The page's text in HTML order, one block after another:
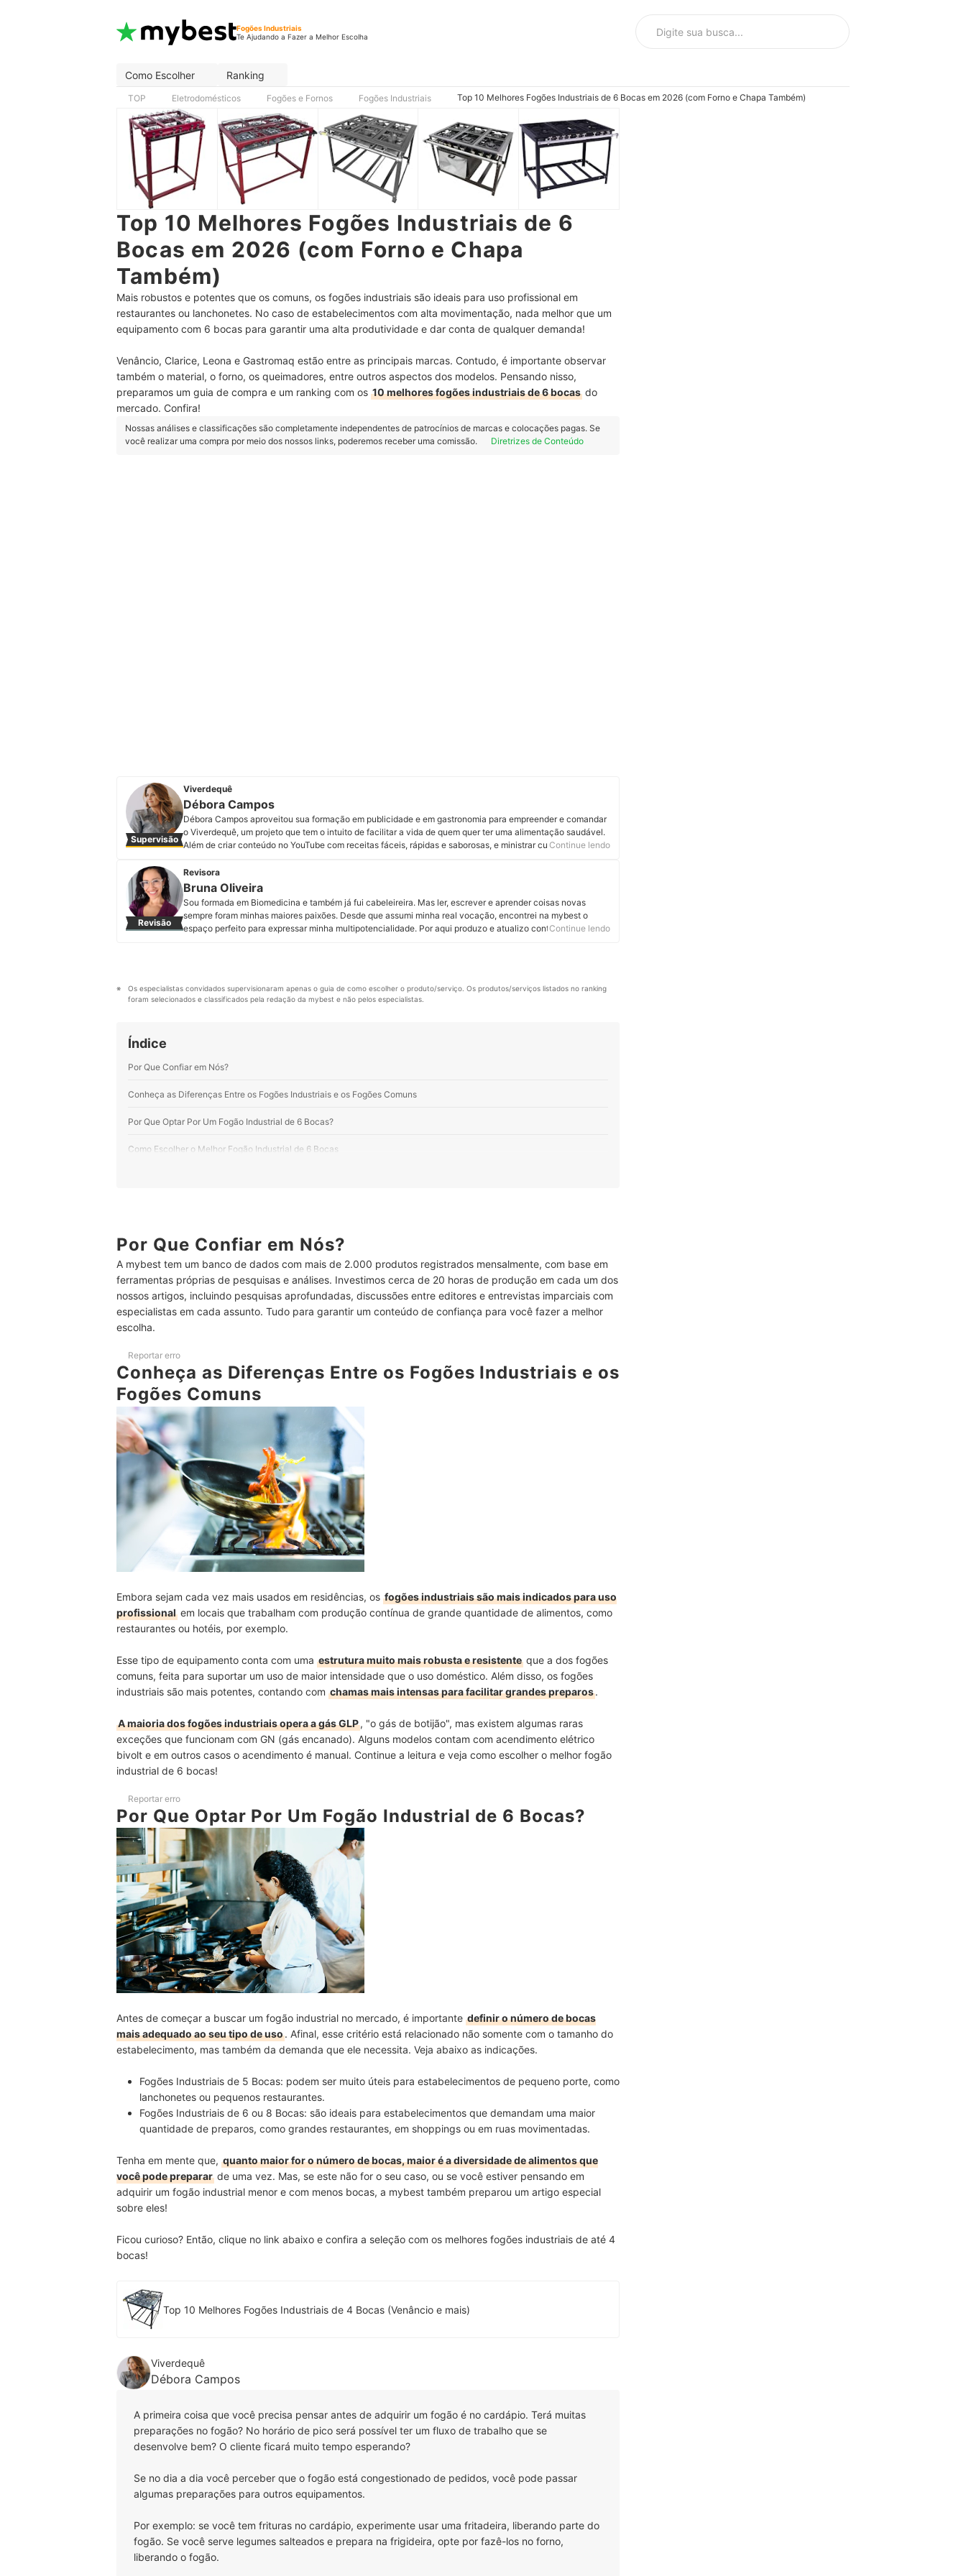
Fogões Industriais
Te Ajudando a Fazer a Melhor Escolha
Como Escolher Ranking
TOP Eletrodomésticos Fogões e Fornos Fogões Industriais Top 10 Melhores Fogões Industriais de 6 Bocas em 2026 (com Forno e Chapa Também)
Top 10 Melhores Fogões Industriais de 6
Bocas em 2026 (com Forno e Chapa
Também)
Mais robustos e potentes que os comuns, os fogões industriais são ideais para uso profissional em
restaurantes ou lanchonetes. No caso de estabelecimentos com alta movimentação, nada melhor que um
equipamento com 6 bocas para garantir uma alta produtividade e dar conta de qualquer demanda!
Venâncio, Clarice, Leona e Gastromaq estão entre as principais marcas. Contudo, é importante observar
também o material, o forno, os queimadores, entre outros aspectos dos modelos. Pensando nisso,
preparamos um guia de compra e um ranking com os 10 melhores fogões industriais de 6 bocas do
mercado. Confira!
Nossas análises e classificações são completamente independentes de patrocínios de marcas e colocações pagas. Se
você realizar uma compra por meio dos nossos links, poderemos receber uma comissão.
Diretrizes de Conteúdo
Supervisão
Viverdequê
Débora Campos
Débora Campos aproveitou sua formação em publicidade e em gastronomia para empreender e comandar
o Viverdequê, um projeto que tem o intuito de facilitar a vida de quem quer ter uma alimentação saudável.
Além de criar conteúdo no YouTube com receitas fáceis, rápidas e saborosas, e ministrar cursos
vegetariana que envolve os melhores restaurantes de Belo Horizonte todos os anos desde 2017. Em suas
redes sociais oferece aulas e e-books gratuitos sobre alimentação saudável. Conheça mais sobre a
Débora no Instagram, Facebook e Youtube.
Perfil de Débora Campos
Continue lendo
Revisão
Revisora
Bruna Oliveira
Sou formada em Biomedicina e também já fui cabeleireira. Mas ler, escrever e aprender coisas novas
sempre foram minhas maiores paixões. Desde que assumi minha real vocação, encontrei na mybest o
espaço perfeito para expressar minha multipotencialidade. Por aqui produzo e atualizo conteúdos sobre os
Continue lendo
Os especialistas convidados supervisionaram apenas o guia de como escolher o produto/serviço. Os produtos/serviços listados no ranking
foram selecionados e classificados pela redação da mybest e não pelos especialistas.
Índice
Por Que Confiar em Nós?
Conheça as Diferenças Entre os Fogões Industriais e os Fogões Comuns
Por Que Optar Por Um Fogão Industrial de 6 Bocas?
Como Escolher o Melhor Fogão Industrial de 6 Bocas
Queimadores Duplos ou Triplos Proporcionam Chamas Mais Potentes
4 Para Controlar a Intensidade da Chama, Prefira Fogões Industriais com 6 Bocas de Baixa Pressão
5 Observe o Consumo de Gás dos Queimadores e do Forno
6
Top 10 Melhores Fogões Industriais de 6 Bocas
Confira Também Outros Aparelhos Industriais para a Sua Cozinha
Por Que Confiar em Nós?
A mybest tem um banco de dados com mais de 2.000 produtos registrados mensalmente, com base em
ferramentas próprias de pesquisas e análises. Investimos cerca de 20 horas de produção em cada um dos
nossos artigos, incluindo pesquisas aprofundadas, discussões entre editores e entrevistas imparciais com
especialistas em cada assunto. Tudo para garantir um conteúdo de confiança para você fazer a melhor
escolha.
Reportar erro
Conheça as Diferenças Entre os Fogões Industriais e os
Fogões Comuns
Embora sejam cada vez mais usados em residências, os fogões industriais são mais indicados para uso
profissional em locais que trabalham com produção contínua de grande quantidade de alimentos, como
restaurantes ou hotéis, por exemplo.
Esse tipo de equipamento conta com uma estrutura muito mais robusta e resistente que a dos fogões
comuns, feita para suportar um uso de maior intensidade que o uso doméstico. Além disso, os fogões
industriais são mais potentes, contando com chamas mais intensas para facilitar grandes preparos.
A maioria dos fogões industriais opera a gás GLP, "o gás de botijão", mas existem algumas raras
exceções que funcionam com GN (gás encanado). Alguns modelos contam com acendimento elétrico
bivolt e em outros casos o acendimento é manual. Continue a leitura e veja como escolher o melhor fogão
industrial de 6 bocas!
Reportar erro
Por Que Optar Por Um Fogão Industrial de 6 Bocas?
Antes de começar a buscar um fogão industrial no mercado, é importante definir o número de bocas
mais adequado ao seu tipo de uso. Afinal, esse critério está relacionado não somente com o tamanho do
estabelecimento, mas também da demanda que ele necessita. Veja abaixo as indicações.
Fogões Industriais de 5 Bocas: podem ser muito úteis para estabelecimentos de pequeno porte, como
lanchonetes ou pequenos restaurantes.
Fogões Industriais de 6 ou 8 Bocas: são ideais para estabelecimentos que demandam uma maior
quantidade de preparos, como grandes restaurantes, em shoppings ou em ruas movimentadas.
Tenha em mente que, quanto maior for o número de bocas, maior é a diversidade de alimentos que
você pode preparar de uma vez. Mas, se este não for o seu caso, ou se você estiver pensando em
adquirir um fogão industrial menor e com menos bocas, a mybest também preparou um artigo especial
sobre eles!
Ficou curioso? Então, clique no link abaixo e confira a seleção com os melhores fogões industriais de até 4
bocas!
Top 10 Melhores Fogões Industriais de 4 Bocas (Venâncio e mais)
Viverdequê
Débora Campos
A primeira coisa que você precisa pensar antes de adquirir um fogão é no cardápio. Terá muitas
preparações no fogão? No horário de pico será possível ter um fluxo de trabalho que se
desenvolve bem? O cliente ficará muito tempo esperando?
Se no dia a dia você perceber que o fogão está congestionado de pedidos, você pode passar
algumas preparações para outros equipamentos.
Por exemplo: se você tem frituras no cardápio, experimente usar uma fritadeira, liberando parte do
fogão. Se você serve legumes salteados e prepara na frigideira, opte por fazê-los no forno,
liberando o fogão.